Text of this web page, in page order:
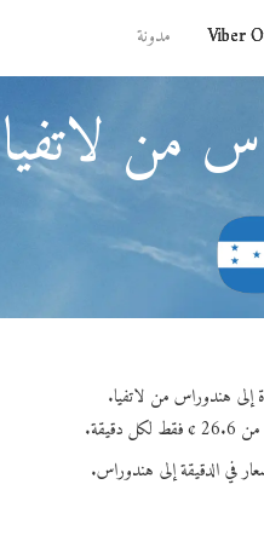
Viber مدونة
من لاتفيا
في الدقيقة إلى هندوراس.